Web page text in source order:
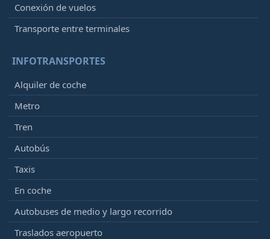
Conexión de vuelos
Transporte entre terminales
INFOTRANSPORTES
Alquiler de coche
Metro
Tren
Autobús
Taxis
En coche
Autobuses de medio y largo recorrido
Traslados aeropuerto